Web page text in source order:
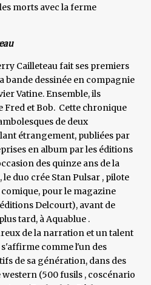
morts avec la ferme
Cailleteau fait ses premiers
bande dessinée en compagnie
Vatine. Ensemble, ils
Fred et Bob. Cette chronique
de deux
étrangement, publiées par
en album par les éditions
des quinze ans de la
duo crée Stan Pulsar , pilote
comique, pour le magazine
Delcourt), avant de
tard, à Aquablue .
de la narration et un talent
comme l'un des
de sa génération, dans des
(500 fusils , coscénario